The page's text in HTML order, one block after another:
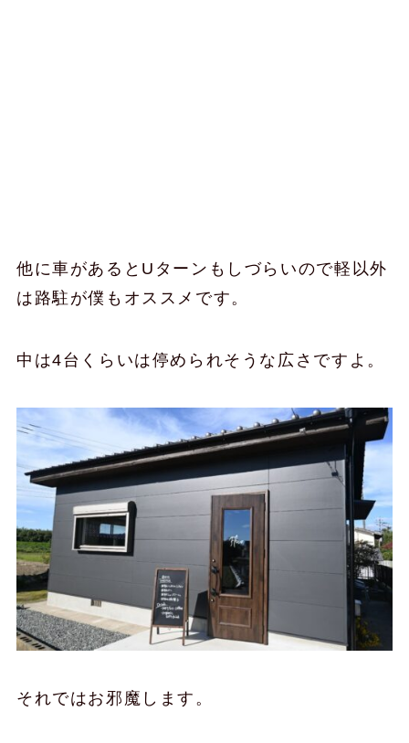
他に車があるとUターンもしづらいので軽以外
は路駐が僕もオススメです。
中は4台くらいは停められそうな広さですよ。
それではお邪魔します。